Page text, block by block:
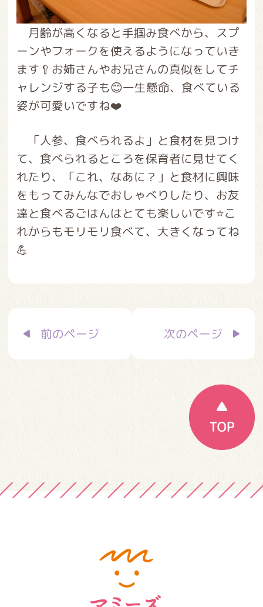
月齢が高くなると手掴み食べから、スプ
ーンやフォークを使えるようになっていき
ます🥄お姉さんやお兄さんの真似をしてチ
ャレンジする子も😊一生懸命、食べている
姿が可愛いですね❤️
「人参、食べられるよ」と食材を見つけ
て、食べられるところを保育者に見せてく
れたり、「これ、なあに？」と食材に興味
をもってみんなでおしゃべりしたり、お友
達と食べるごはんはとても楽しいです⭐こ
れからもモリモリ食べて、大きくなってね
💪
前のページ 次のページ